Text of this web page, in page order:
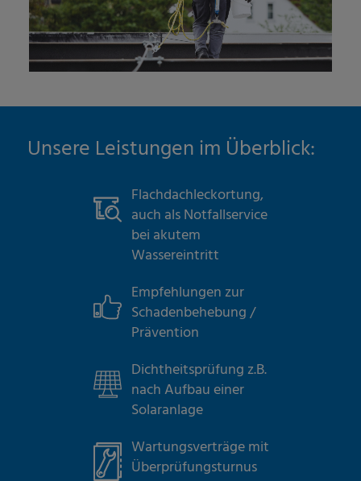
Unsere Leistungen im Überblick:
Flachdachleckortung,
auch als Notfallservice
bei akutem
Wassereintritt
Empfehlungen zur
Schadenbehebung /
Prävention
Dichtheitsprüfung z.B.
nach Aufbau einer
Solaranlage
Wartungsverträge mit
Überprüfungsturnus